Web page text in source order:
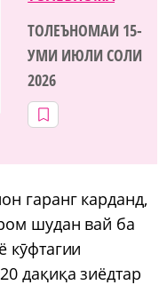
ТОЛЕЪНОМАИ 15-
УМИ ИЮЛИ СОЛИ
2026
гаранг карданд,
шудан вай ба
кӯфтагии
дақиқа зиёдтар